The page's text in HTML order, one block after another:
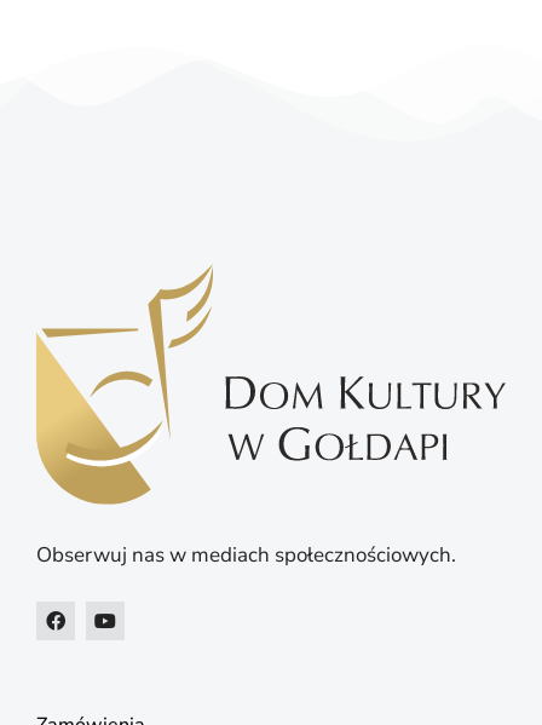
Obserwuj nas w mediach społecznościowych.